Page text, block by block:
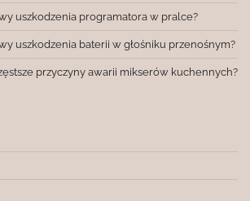
uszkodzenia programatora w pralce?
uszkodzenia baterii w głośniku przenośnym?
przyczyny awarii mikserów kuchennych?